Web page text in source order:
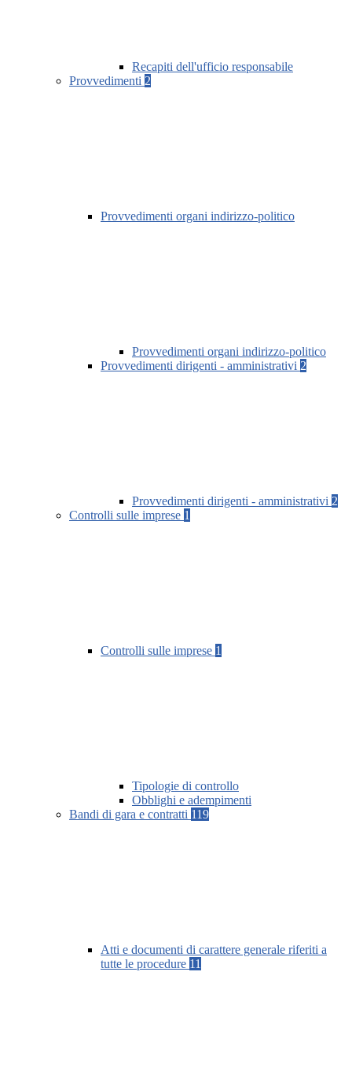
Recapiti dell'ufficio responsabile
Provvedimenti 2
Provvedimenti organi indirizzo-politico
Provvedimenti organi indirizzo-politico
Provvedimenti dirigenti - amministrativi 2
Provvedimenti dirigenti - amministrativi 2
Controlli sulle imprese 1
Controlli sulle imprese 1
Tipologie di controllo
Obblighi e adempimenti
Bandi di gara e contratti 119
Atti e documenti di carattere generale riferiti a
tutte le procedure 11